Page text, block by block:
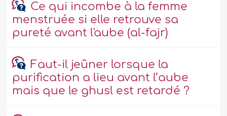
Ce qui incombe à la femme
menstruée si elle retrouve sa
pureté avant l'aube (al-fajr)
Faut-il jeûner lorsque la
purification a lieu avant l’aube
mais que le ghusl est retardé ?